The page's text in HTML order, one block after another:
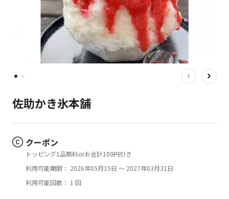
佐助かき氷本舗
クーポン
トッピング1品無料orお会計100円引き
利用可能期間： 2026年05月15日 ～ 2027年03月31日
利用可能回数： 1 回